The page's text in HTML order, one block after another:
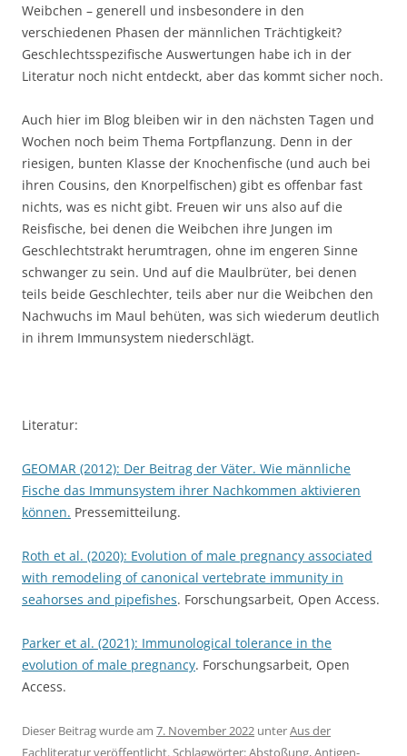
Weibchen – generell und insbesondere in den
verschiedenen Phasen der männlichen Trächtigkeit?
Geschlechtsspezifische Auswertungen habe ich in der
Literatur noch nicht entdeckt, aber das kommt sicher noch.
Auch hier im Blog bleiben wir in den nächsten Tagen und
Wochen noch beim Thema Fortpflanzung. Denn in der
riesigen, bunten Klasse der Knochenfische (und auch bei
ihren Cousins, den Knorpelfischen) gibt es offenbar fast
nichts, was es nicht gibt. Freuen wir uns also auf die
Reisfische, bei denen die Weibchen ihre Jungen im
Geschlechtstrakt herumtragen, ohne im engeren Sinne
schwanger zu sein. Und auf die Maulbrüter, bei denen
teils beide Geschlechter, teils aber nur die Weibchen den
Nachwuchs im Maul behüten, was sich wiederum deutlich
in ihrem Immunsystem niederschlägt.
Literatur:
GEOMAR (2012): Der Beitrag der Väter. Wie männliche
Fische das Immunsystem ihrer Nachkommen aktivieren
können. Pressemitteilung.
Roth et al. (2020): Evolution of male pregnancy associated
with remodeling of canonical vertebrate immunity in
seahorses and pipefishes. Forschungsarbeit, Open Access.
Parker et al. (2021): Immunological tolerance in the
evolution of male pregnancy. Forschungsarbeit, Open
Access.
Dieser Beitrag wurde am 7. November 2022 unterAus der
Fachliteraturveröffentlicht. Schlagwörter:Abstoßung,Antigen-